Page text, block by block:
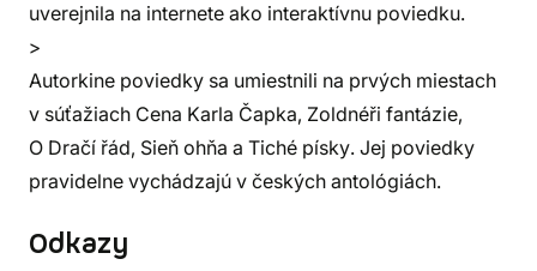
uverejnila na internete ako interaktívnu poviedku.
>
Autorkine poviedky sa umiestnili na prvých miestach
v súťažiach Cena Karla Čapka, Zoldnéři fantázie,
O Dračí řád, Sieň ohňa a Tiché písky. Jej poviedky
pravidelne vychádzajú v českých antológiách.
Odkazy